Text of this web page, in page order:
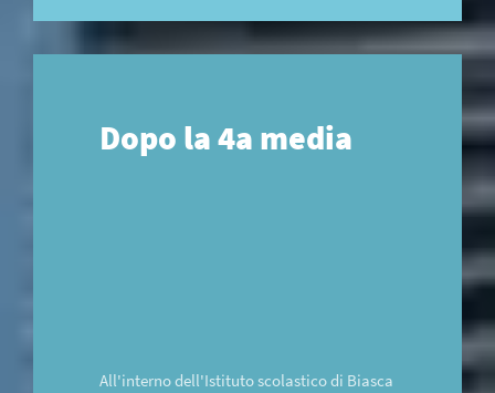
Dopo la 4a media
All'interno dell'Istituto scolastico di Biasca